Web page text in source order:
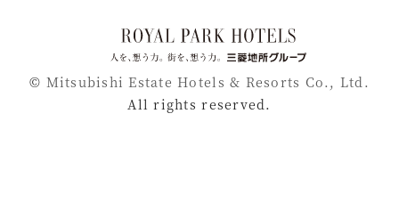
© Mitsubishi Estate Hotels & Resorts Co., Ltd.
All rights reserved.